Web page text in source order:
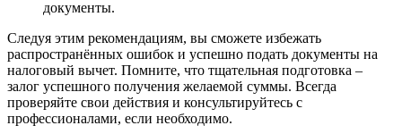
документы.
Следуя этим рекомендациям, вы сможете избежать
распространённых ошибок и успешно подать документы на
налоговый вычет. Помните, что тщательная подготовка –
залог успешного получения желаемой суммы. Всегда
проверяйте свои действия и консультируйтесь с
профессионалами, если необходимо.